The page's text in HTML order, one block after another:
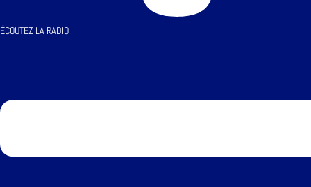
ÉCOUTEZ LA RADIO